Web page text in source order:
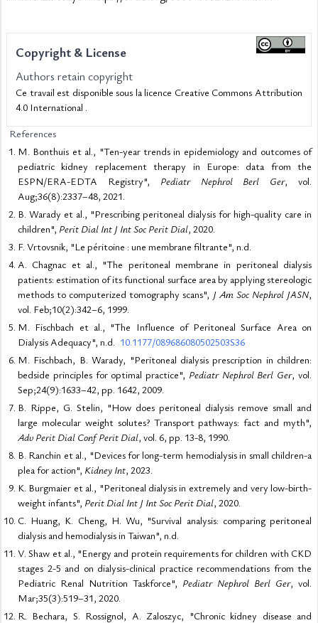
Copyright & License
Authors retain copyright
Ce travail est disponible sous la licence Creative Commons Attribution
4.0 International .
References
M. Bonthuis et al., "Ten-year trends in epidemiology and outcomes of
pediatric kidney replacement therapy in Europe: data from the
ESPN/ERA-EDTA Registry", Pediatr Nephrol Berl Ger, vol.
Aug;36(8):2337–48, 2021.
B. Warady et al., "Prescribing peritoneal dialysis for high-quality care in
children", Perit Dial Int J Int Soc Perit Dial, 2020.
F. Vrtovsnik, "Le péritoine : une membrane filtrante", n.d.
A. Chagnac et al., "The peritoneal membrane in peritoneal dialysis
patients: estimation of its functional surface area by applying stereologic
methods to computerized tomography scans", J Am Soc Nephrol JASN,
vol. Feb;10(2):342–6, 1999.
M. Fischbach et al., "The Influence of Peritoneal Surface Area on
Dialysis Adequacy", n.d. 10.1177/089686080502503S36
M. Fischbach, B. Warady, "Peritoneal dialysis prescription in children:
bedside principles for optimal practice", Pediatr Nephrol Berl Ger, vol.
Sep;24(9):1633–42, pp. 1642, 2009.
B. Rippe, G. Stelin, "How does peritoneal dialysis remove small and
large molecular weight solutes? Transport pathways: fact and myth",
Adv Perit Dial Conf Perit Dial, vol. 6, pp. 13-8, 1990.
B. Ranchin et al., "Devices for long-term hemodialysis in small children-a
plea for action", Kidney Int, 2023.
K. Burgmaier et al., "Peritoneal dialysis in extremely and very low-birth-
weight infants", Perit Dial Int J Int Soc Perit Dial, 2020.
C. Huang, K. Cheng, H. Wu, "Survival analysis: comparing peritoneal
dialysis and hemodialysis in Taiwan", n.d.
V. Shaw et al., "Energy and protein requirements for children with CKD
stages 2-5 and on dialysis-clinical practice recommendations from the
Pediatric Renal Nutrition Taskforce", Pediatr Nephrol Berl Ger, vol.
Mar;35(3):519–31, 2020.
R. Bechara, S. Rossignol, A. Zaloszyc, "Chronic kidney disease and